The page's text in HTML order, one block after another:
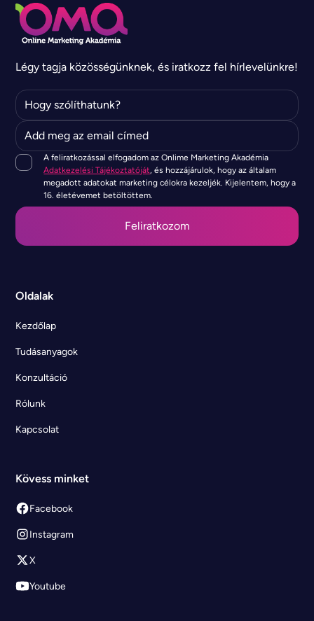
Légy tagja közösségünknek, és iratkozz fel hírlevelünkre!
A feliratkozással elfogadom az Onlime Marketing Akadémia
Adatkezelési Tájékoztatóját, és hozzájárulok, hogy az általam
megadott adatokat marketing célokra kezeljék. Kijelentem, hogy a
16. életévemet betöltöttem.
Oldalak
Kezdőlap
Tudásanyagok
Konzultáció
Rólunk
Kapcsolat
Kövess minket
Facebook
Instagram
X
Youtube